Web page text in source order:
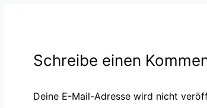
Schreibe einen
Deine E-Mail-Adresse wird nicht